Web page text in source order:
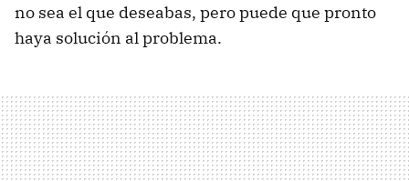
no sea el que deseabas, pero puede que pronto
haya solución al problema.